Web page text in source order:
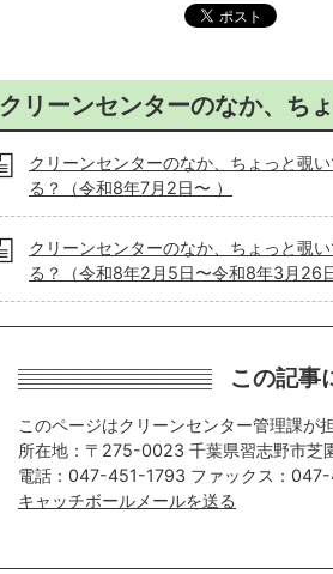
クリーンセンターのなか、ち
クリーンセンターのなか、ちょっと覗
る？（令和8年7月2日〜 ）
クリーンセンターのなか、ちょっと覗
る？（令和8年2月5日〜令和8年3月26日
この記事
このページはクリーンセンター管理課が
所在地：〒275-0023 千葉県習志野市芝
電話：047-451-1793 ファックス：
キャッチボールメールを送る